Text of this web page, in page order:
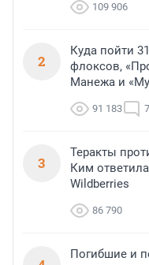
109 906
2
Куда пойти
флоксов,
Манежа и
91 183 7
3
Теракты
Ким
Wildberries
86 790
Погибшие и